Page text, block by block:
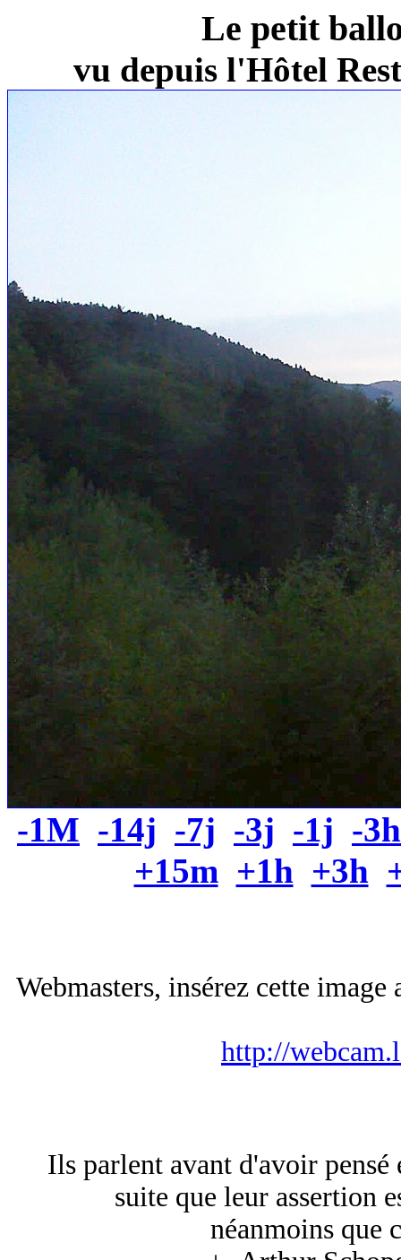
Le petit
vu depuis l'Hôtel
-1M -14j -7j -3j -1j -3h
+15m +1h +3h
Webmasters, insérez cette
http://
Ils parlent avant d'avoir pensé
suite que leur assertion
néanmoins que